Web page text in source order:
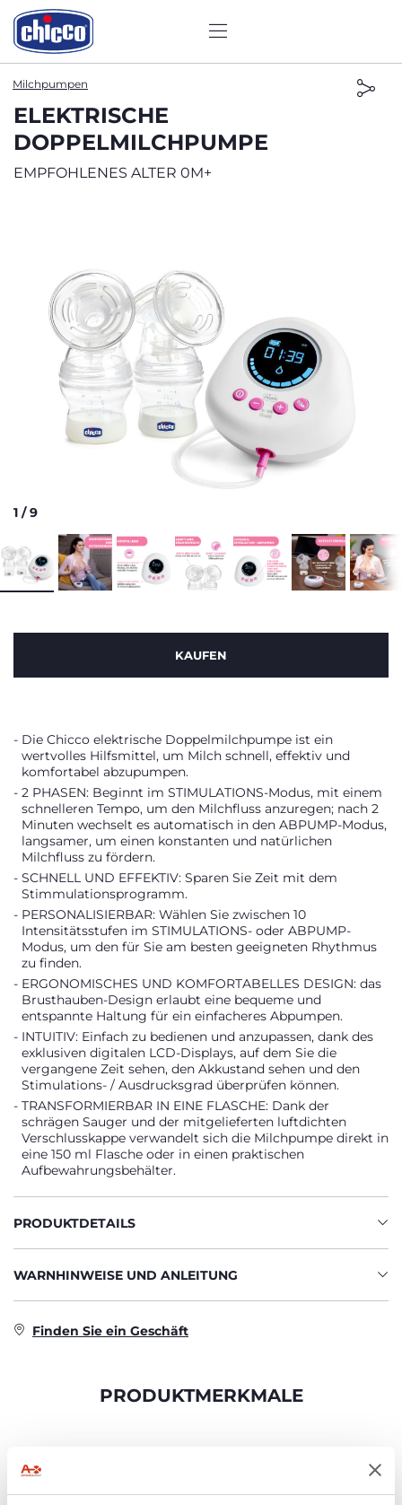
Milchpumpen
ELEKTRISCHE
DOPPELMILCHPUMPE
EMPFOHLENES ALTER 0M+
1 /9
KAUFEN
Die Chicco elektrische Doppelmilchpumpe ist ein
wertvolles Hilfsmittel, um Milch schnell, effektiv und
komfortabel abzupumpen.
2 PHASEN: Beginnt im STIMULATIONS-Modus, mit einem
schnelleren Tempo, um den Milchfluss anzuregen; nach 2
Minuten wechselt es automatisch in den ABPUMP-Modus,
langsamer, um einen konstanten und natürlichen
Milchfluss zu fördern.
SCHNELL UND EFFEKTIV: Sparen Sie Zeit mit dem
Stimmulationsprogramm.
PERSONALISIERBAR: Wählen Sie zwischen 10
Intensitätsstufen im STIMULATIONS- oder ABPUMP-
Modus, um den für Sie am besten geeigneten Rhythmus
zu finden.
ERGONOMISCHES UND KOMFORTABELLES DESIGN: das
Brusthauben-Design erlaubt eine bequeme und
entspannte Haltung für ein einfacheres Abpumpen.
INTUITIV: Einfach zu bedienen und anzupassen, dank des
exklusiven digitalen LCD-Displays, auf dem Sie die
vergangene Zeit sehen, den Akkustand sehen und den
Stimulations- / Ausdrucksgrad überprüfen können.
TRANSFORMIERBAR IN EINE FLASCHE: Dank der
schrägen Sauger und der mitgelieferten luftdichten
Verschlusskappe verwandelt sich die Milchpumpe direkt in
eine 150 ml Flasche oder in einen praktischen
Aufbewahrungsbehälter.
PRODUKTDETAILS
WARNHINWEISE UND ANLEITUNG
Finden Sie ein Geschäft
PRODUKTMERKMALE